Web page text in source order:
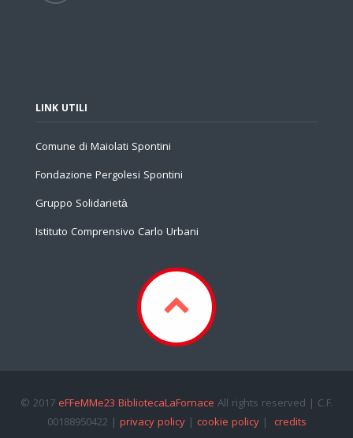
LINK UTILI
Comune di Maiolati Spontini
Fondazione Pergolesi Spontini
Gruppo Solidarietà
Istituto Comprensivo Carlo Urbani
© 2017 eFFeMMe23 BibliotecaLaFornace All rights reserved | C.F.
00188950422 | privacy policy| cookie policy| credits